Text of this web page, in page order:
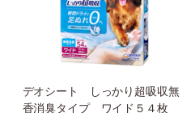
デオシート しっかり超吸収無
香消臭タイプ ワイド５４枚